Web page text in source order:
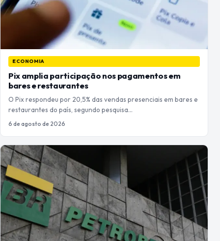
ECONOMIA
Pix amplia participação nos pagamentos em
bares e restaurantes
O Pix respondeu por 20,5% das vendas presenciais em bares e
restaurantes do país, segundo pesquisa…
6 de agosto de 2026